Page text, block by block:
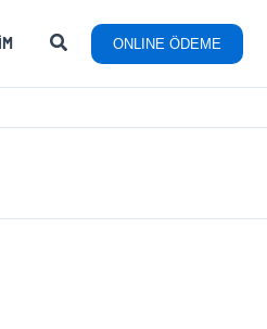
ONLINE ÖDEME